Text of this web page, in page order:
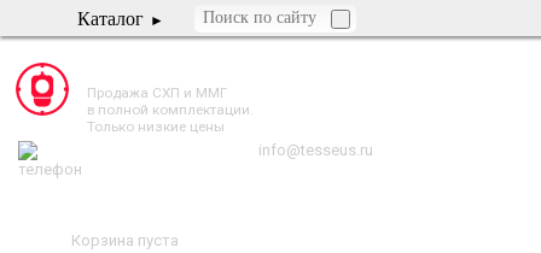
Каталог
Продажа СХП и ММГ
в полной комплектации.
Только низкие цены
info@tesseus.ru
Корзина пуста